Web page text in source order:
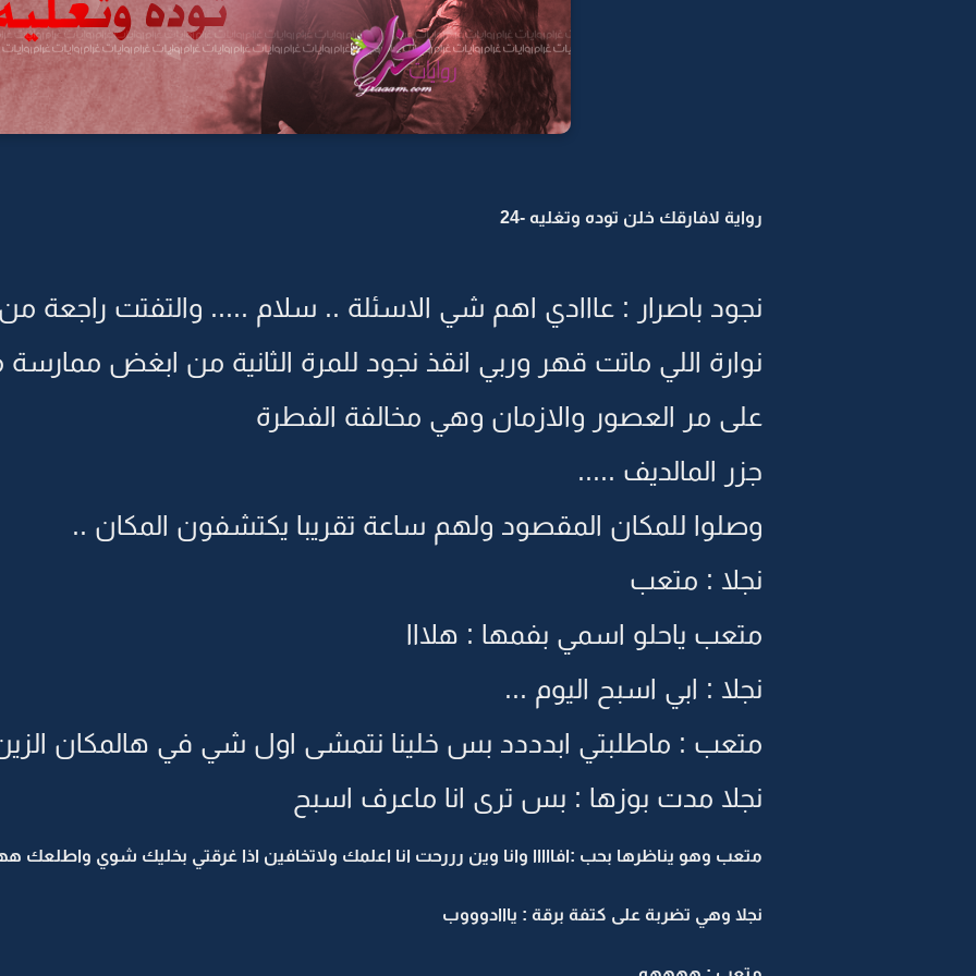
رواية لافارقك خلن توده وتغليه -24
نجود باصرار : عااادي اهم شي الاسئلة .. سلام ..... والتفتت راجعة
نوارة اللي ماتت قهر وربي انقذ نجود للمرة الثانية من ابغض
على مر العصور والازمان وهي مخالفة الفطرة
جزر المالديف .....
وصلوا للمكان المقصود ولهم ساعة تقريبا يكتشفون المكان ..
نجلا : متعب
متعب ياحلو اسمي بفمها : هلااا
نجلا : ابي اسبح اليوم ...
متعب : ماطلبتي ابدددد بس خلينا نتمشى اول شي في هالمكان
نجلا مدت بوزها : بس ترى انا ماعرف اسبح
متعب وهو يناظرها بحب :افااااا وانا وين رررحت انا اعلمك ولاتخافين اذا غرقتي بخليك شوي
نجلا وهي تضربة على كتفة برقة : يااادوووب